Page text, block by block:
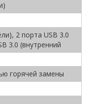
2 порта USB 3.0
3.0 (внутренний
горячей замены